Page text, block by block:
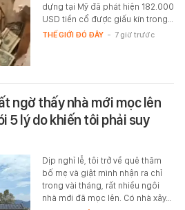
dựng tại Mỹ đã phát hiện 182.000
USD tiền cổ được giấu kín trong…
THẾ GIỚI ĐÓ ĐÂY - 7 giờ trước
ngờ thấy nhà mới mọc lên
5 lý do khiến tôi phải suy
Dịp nghỉ lễ, tôi trở về quê thăm
bố mẹ và giật mình nhận ra chỉ
trong vài tháng, rất nhiều ngôi
nhà mới đã mọc lên. Có nhà xây…